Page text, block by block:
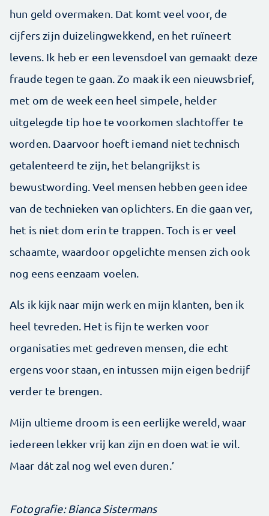
hun geld overmaken. Dat komt veel voor, de
cijfers zijn duizelingwekkend, en het ruïneert
levens. Ik heb er een levensdoel van gemaakt deze
fraude tegen te gaan. Zo maak ik een nieuwsbrief,
met om de week een heel simpele, helder
uitgelegde tip hoe te voorkomen slachtoffer te
worden. Daarvoor hoeft iemand niet technisch
getalenteerd te zijn, het belangrijkst is
bewustwording. Veel mensen hebben geen idee
van de technieken van oplichters. En die gaan ver,
het is niet dom erin te trappen. Toch is er veel
schaamte, waardoor opgelichte mensen zich ook
nog eens eenzaam voelen.
Als ik kijk naar mijn werk en mijn klanten, ben ik
heel tevreden. Het is fijn te werken voor
organisaties met gedreven mensen, die echt
ergens voor staan, en intussen mijn eigen bedrijf
verder te brengen.
Mijn ultieme droom is een eerlijke wereld, waar
iedereen lekker vrij kan zijn en doen wat ie wil.
Maar dát zal nog wel even duren.’
Fotografie: Bianca Sistermans